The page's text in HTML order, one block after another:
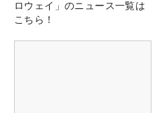
ロウェイ」のニュース一覧は
こちら！